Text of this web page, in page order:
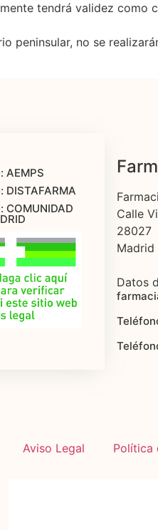
tendrá validez como
peninsular, no se
AEMPS
DISTAFARMA
COMUNIDAD
Calle
28027
Madrid
Datos
Aviso Legal Política